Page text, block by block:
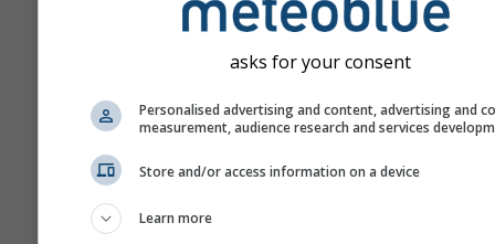
asks for your consent
Personalised advertising and content, advertising and
measurement, audience research and services
Store and/or access information on a device
Learn more